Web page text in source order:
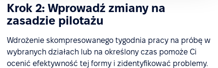
Krok 2: Wprowadź zmiany na
zasadzie pilotażu
Wdrożenie skompresowanego tygodnia pracy na próbę w
wybranych działach lub na określony czas pomoże Ci
ocenić efektywność tej formy i zidentyfikować problemy.